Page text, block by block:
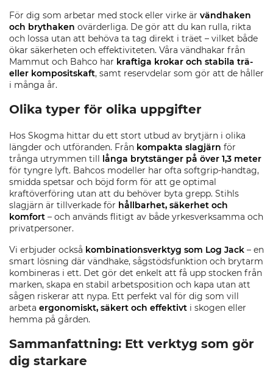
För dig som arbetar med stock eller virke är vändhaken
och brythaken ovärderliga. De gör att du kan rulla, rikta
och lossa utan att behöva ta tag direkt i träet – vilket både
ökar säkerheten och effektiviteten. Våra vändhakar från
Mammut och Bahco har kraftiga krokar och stabila trä-
eller kompositskaft, samt reservdelar som gör att de håller
i många år.
Olika typer för olika uppgifter
Hos Skogma hittar du ett stort utbud av brytjärn i olika
längder och utföranden. Från kompakta slagjärn för
trånga utrymmen till långa brytstänger på över 1,3 meter
för tyngre lyft. Bahcos modeller har ofta softgrip-handtag,
smidda spetsar och böjd form för att ge optimal
kraftöverföring utan att du behöver byta grepp. Stihls
slagjärn är tillverkade för hållbarhet, säkerhet och
komfort – och används flitigt av både yrkesverksamma och
privatpersoner.
Vi erbjuder också kombinationsverktyg som Log Jack – en
smart lösning där vändhake, sågstödsfunktion och brytarm
kombineras i ett. Det gör det enkelt att få upp stocken från
marken, skapa en stabil arbetsposition och kapa utan att
sågen riskerar att nypa. Ett perfekt val för dig som vill
arbeta ergonomiskt, säkert och effektivt i skogen eller
hemma på gården.
Sammanfattning: Ett verktyg som gör
dig starkare